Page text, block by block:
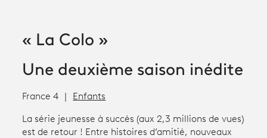
Creators
À la une
Participer et assister à une émission
À votre écoute
« La Colo »
Une deuxième saison inédite
France 4 Enfants
La série jeunesse à succès (aux 2,3 millions de vues)
est de retour ! Entre histoires d’amitié, nouveaux